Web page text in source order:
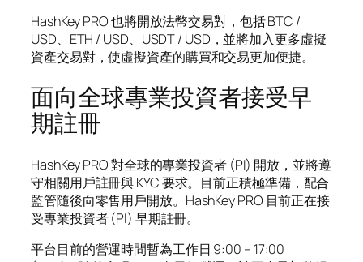
HashKey PRO 也將開放法幣交易對，包括 BTC /
USD、ETH / USD、USDT / USD，並將加入更多虛擬
資產交易對，使虛擬資產的購買和交易更加便捷。
面向全球專業投資者接受早
期註冊
HashKey PRO 對全球的專業投資者 (PI) 開放，並將遵
守相關用戶註冊與 KYC 要求。目前正積極準備，配合
監管隨後向零售用戶開放。HashKey PRO 目前正在接
受專業投資者 (PI) 早期註冊。
平台目前的營運時間暫為工作日 9:00 – 17:00